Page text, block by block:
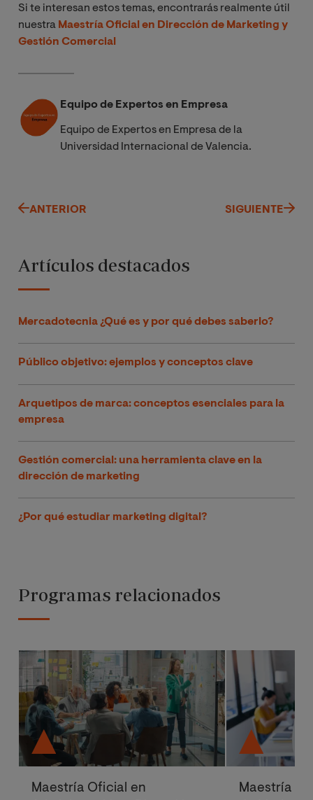
Si te interesan estos temas, encontrarás realmente útil
nuestra Maestría Oficial en Dirección de Marketing y
Gestión Comercial
Equipo de Expertos en Empresa
Equipo de Expertos en Empresa de la
Universidad Internacional de Valencia.
ANTERIOR SIGUIENTE
Artículos destacados
Mercadotecnia ¿Qué es y por qué debes saberlo?
Público objetivo: ejemplos y conceptos clave
Arquetipos de marca: conceptos esenciales para la
empresa
Gestión comercial: una herramienta clave en la
dirección de marketing
¿Por qué estudiar marketing digital?
Programas relacionados
Maestría Oficial en
Maestría